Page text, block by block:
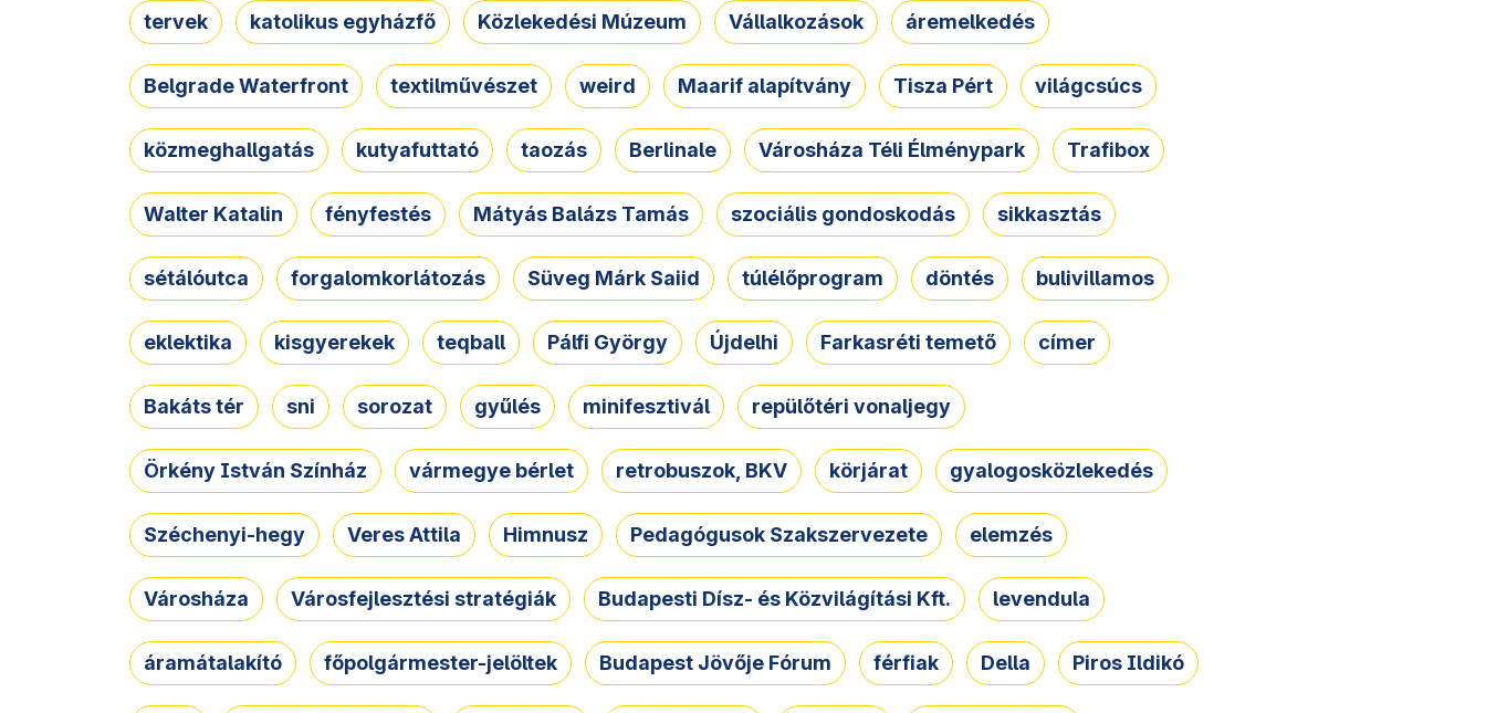
tervek katolikus egyházfő Közlekedési Múzeum Vállalkozások áremelkedés
Belgrade Waterfront textilművészet weird Maarif alapítvány Tisza Pért világcsúcs
közmeghallgatás kutyafuttató taozás Berlinale Városháza Téli Élménypark Trafibox
Walter Katalin fényfestés Mátyás Balázs Tamás szociális gondoskodás sikkasztás
sétálóutca forgalomkorlátozás Süveg Márk Saiid túlélőprogram döntés bulivillamos
eklektika kisgyerekek teqball Pálfi György Újdelhi Farkasréti temető címer
Bakáts tér sni sorozat gyűlés minifesztivál repülőtéri vonaljegy
Örkény István Színház vármegye bérlet retrobuszok, BKV körjárat gyalogosközlekedés
Széchenyi-hegy Veres Attila Himnusz Pedagógusok Szakszervezete elemzés
Városháza Városfejlesztési stratégiák Budapesti Dísz- és Közvilágítási Kft. levendula
áramátalakító főpolgármester-jelöltek Budapest Jövője Fórum férfiak Della Piros Ildikó